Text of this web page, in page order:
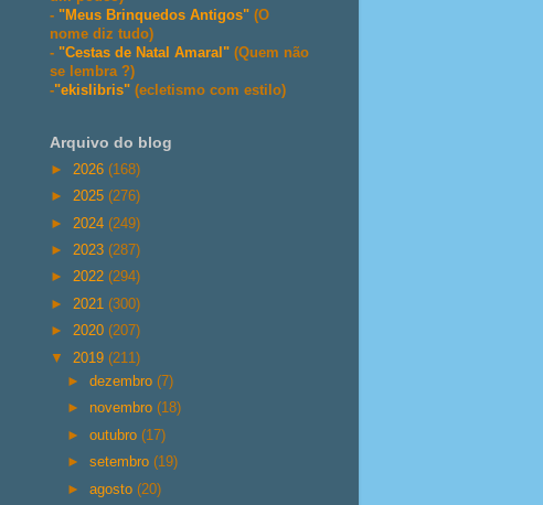
- "Meus Brinquedos Antigos" (O
nome diz tudo)
- "Cestas de Natal Amaral" (Quem não
se lembra ?)
-"ekislibris" (ecletismo com estilo)
Arquivo do blog
► 2026 (168)
► 2025 (276)
► 2024 (249)
► 2023 (287)
► 2022 (294)
► 2021 (300)
► 2020 (207)
▼ 2019 (211)
►dezembro(7)
► novembro(18)
►outubro(17)
►setembro(19)
►agosto(20)